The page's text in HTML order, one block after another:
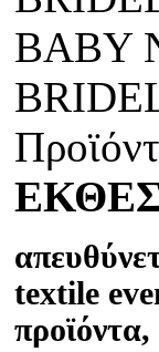
BABY
textile